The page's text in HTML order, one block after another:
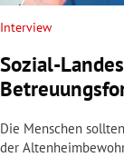
Untermenü
Untermenü
Untermenü
Interview
Sozial-
Die Menschen
der